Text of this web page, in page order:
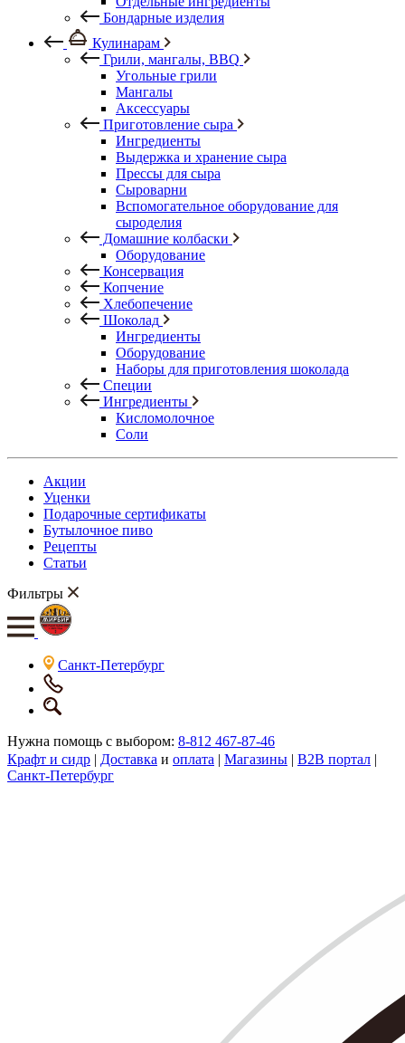
Бондарные изделия
Кулинарам
Грили, мангалы, BBQ
Угольные грили
Мангалы
Аксессуары
Приготовление сыра
Ингредиенты
Выдержка и хранение сыра
Прессы для сыра
Сыроварни
Вспомогательное оборудование для
сыроделия
Домашние колбаски
Оборудование
Консервация
Копчение
Хлебопечение
Шоколад
Ингредиенты
Оборудование
Наборы для приготовления шоколада
Специи
Ингредиенты
Кисломолочное
Соли
Акции
Уценки
Подарочные сертификаты
Бутылочное пиво
Рецепты
Статьи
Фильтры
Санкт-Петербург
Нужна помощь с выбором: 8-812 467-87-46
Крафт и сидр | Доставка и оплата | Магазины | B2B портал |
Санкт-Петербург